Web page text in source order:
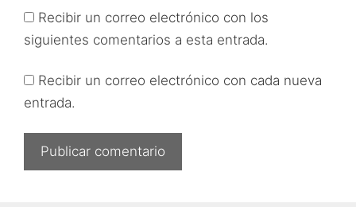
Recibir un correo electrónico con los
siguientes comentarios a esta entrada.
Recibir un correo electrónico con cada nueva
entrada.